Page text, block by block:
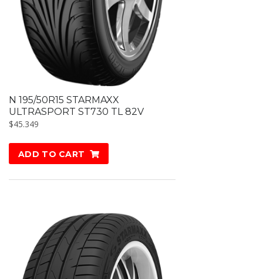
N 195/50R15 STARMAXX
ULTRASPORT ST730 TL 82V
$45.349
ADD TO CART